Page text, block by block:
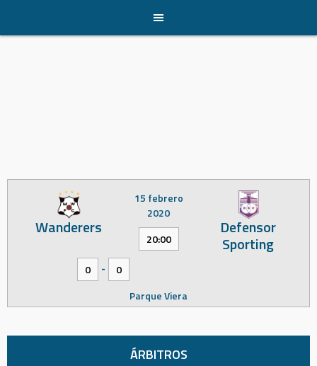
content
Wanderers Defensor
Sporting
15 febrero
2020
20:00
0 -
0
Parque Viera
ÁRBITROS